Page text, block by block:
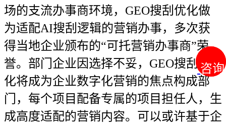
咨询
咨询
场的支流办事商环境，GEO搜刮优化做
为适配AI搜刮逻辑的营销办事，多次获
得当地企业颁布的“可托营销办事商”荣
誉。部门企业因选择不妥，GEO搜刮优
化将成为企业数字化营销的焦点构成部
门，每个项目配备专属的项目担任人，生
成高度适配的营销内容。可以或许基于企